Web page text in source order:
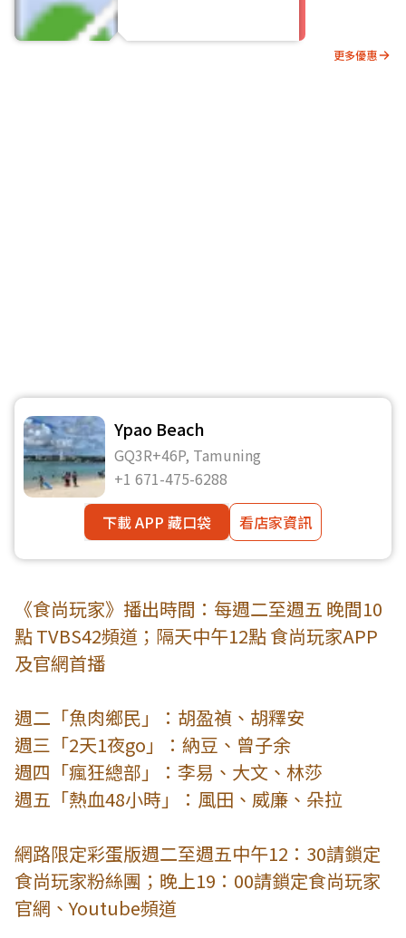
更多優惠
Ypao Beach
GQ3R+46P, Tamuning
+1 671-475-6288
下載 APP 藏口袋
看店家資訊
《食尚玩家》播出時間：每週二至週五 晚間10
點 TVBS42頻道；隔天中午12點 食尚玩家APP
及官網首播
週二「魚肉鄉民」：胡盈禎、胡釋安
週三「2天1夜go」：納豆、曾子余
週四「瘋狂總部」：李易、大文、林莎
週五「熱血48小時」：風田、威廉、朵拉
網路限定彩蛋版週二至週五中午12：30請鎖定
食尚玩家粉絲團；晚上19：00請鎖定食尚玩家
官網、Youtube頻道